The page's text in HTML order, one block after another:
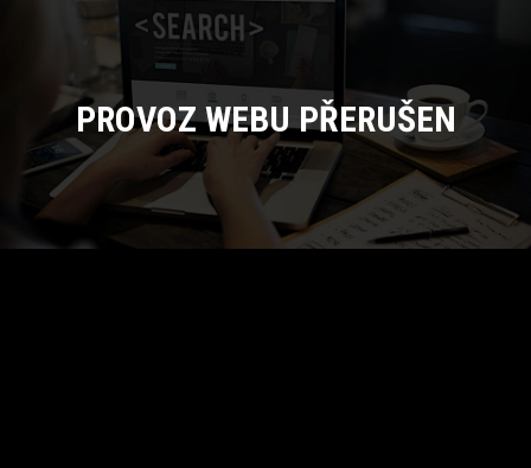
PROVOZ WEBU PŘERUŠEN